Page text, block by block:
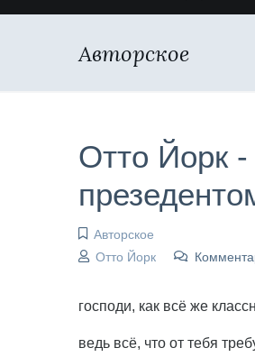
Авторское
Отто Йорк -
Авторское
Отто Йорк
господи, как всё же
ведь всё, что от тебя